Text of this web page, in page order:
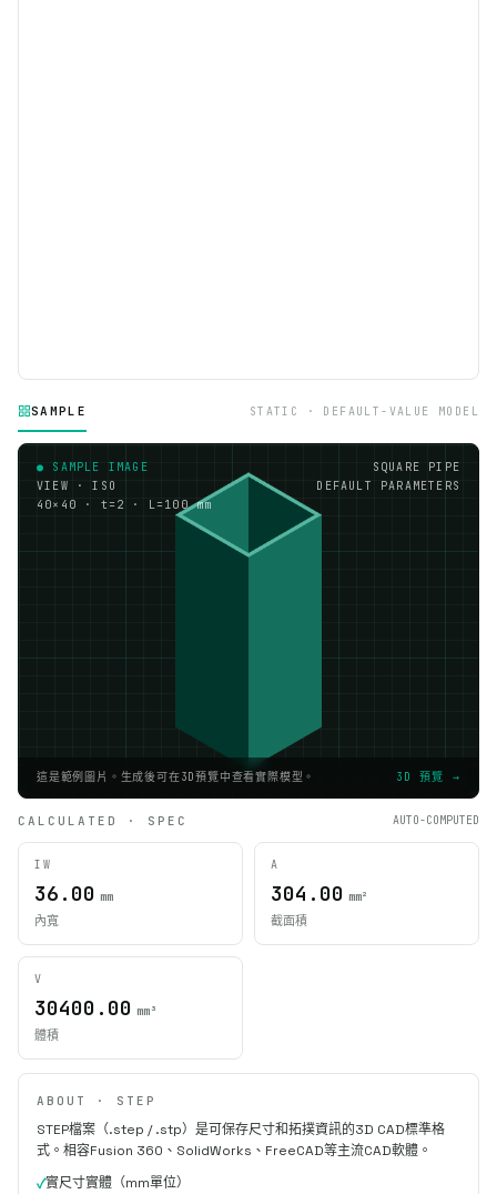
SAMPLE STATIC · DEFAULT-VALUE MODEL
● SAMPLE IMAGE
VIEW · ISO
40×40 · t=2 · L=100 mm
SQUARE PIPE
DEFAULT PARAMETERS
這是範例圖片。生成後可在3D預覽中查看實際模型。 3D 預覽 →
CALCULATED · SPEC AUTO-COMPUTED
IW
36.00 mm
內寬
A
304.00 mm²
截面積
V
30400.00 mm³
體積
ABOUT · STEP
STEP檔案（.step / .stp）是可保存尺寸和拓撲資訊的3D CAD標準格
式。相容Fusion 360、SolidWorks、FreeCAD等主流CAD軟體。
實尺寸實體（mm單位）